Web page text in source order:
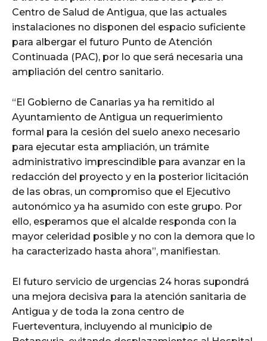
Centro de Salud de Antigua, que las actuales
instalaciones no disponen del espacio suficiente
para albergar el futuro Punto de Atención
Continuada (PAC), por lo que será necesaria una
ampliación del centro sanitario.
“El Gobierno de Canarias ya ha remitido al
Ayuntamiento de Antigua un requerimiento
formal para la cesión del suelo anexo necesario
para ejecutar esta ampliación, un trámite
administrativo imprescindible para avanzar en la
redacción del proyecto y en la posterior licitación
de las obras, un compromiso que el Ejecutivo
autonómico ya ha asumido con este grupo. Por
ello, esperamos que el alcalde responda con la
mayor celeridad posible y no con la demora que lo
ha caracterizado hasta ahora”, manifiestan.
El futuro servicio de urgencias 24 horas supondrá
una mejora decisiva para la atención sanitaria de
Antigua y de toda la zona centro de
Fuerteventura, incluyendo al municipio de